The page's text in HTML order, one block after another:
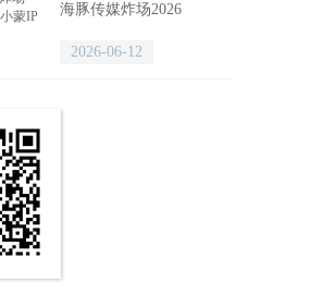
海豚传媒炸场2026
2026-06-12